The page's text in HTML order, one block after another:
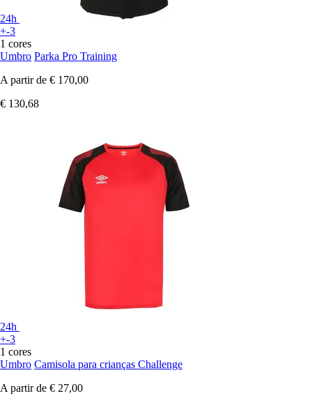
24h
+-3
1 cores
Umbro Parka Pro Training
A partir de € 170,00
€ 130,68
24h
+-3
1 cores
Umbro Camisola para crianças Challenge
A partir de € 27,00